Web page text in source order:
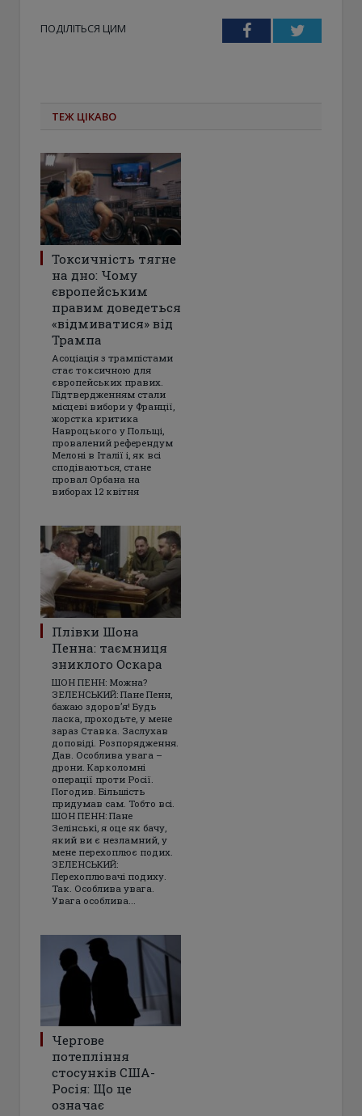
ПОДІЛІТЬСЯ ЦИМ FacebookTwitter
ТЕЖ ЦІКАВО
Токсичність тягне
на дно: Чому
європейським
правим доведеться
«відмиватися» від
Трампа
Асоціація з трампістами
стає токсичною для
європейських правих.
Підтвердженням стали
місцеві вибори у Франції,
жорстка критика
Навроцького у Польщі,
провалений референдум
Мелоні в Італії і, як всі
сподіваються, стане
провал Орбана на
виборах 12 квітня
Плівки Шона
Пенна: таємниця
зниклого Оскара
ШОН ПЕНН: Можна?
ЗЕЛЕНСЬКИЙ: Пане Пенн,
бажаю здоров’я! Будь
ласка, проходьте, у мене
зараз Ставка. Заслухав
доповіді. Розпорядження.
Дав. Особлива увага –
дрони. Карколомні
операції проти Росії.
Погодив. Більшість
придумав сам. Тобто всі.
ШОН ПЕНН: Пане
Зелінські, я оце як бачу,
який ви є незламний, у
мене перехоплює подих.
ЗЕЛЕНСЬКИЙ:
Перехоплювачі подиху.
Так. Особлива увага.
Увага особлива...
Чергове
потепління
стосунків США-
Росія: Що це
означає